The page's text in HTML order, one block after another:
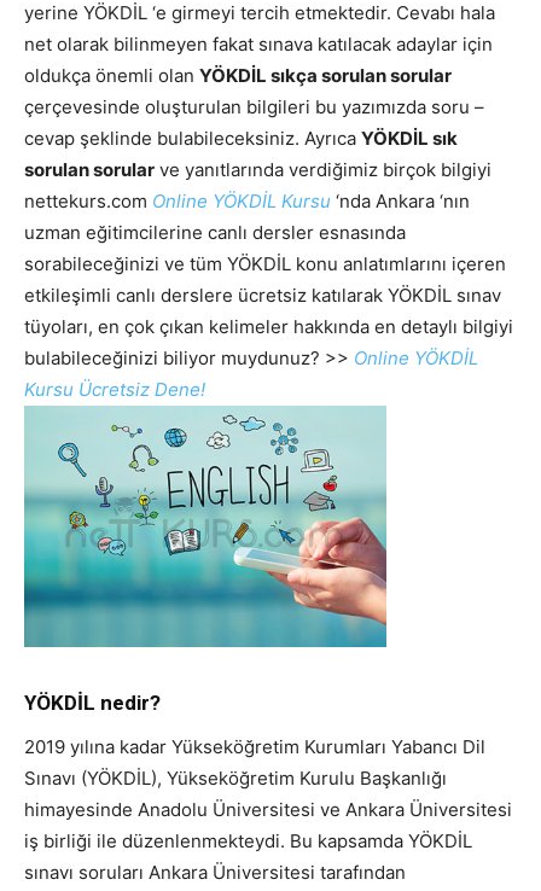
yerine YÖKDİL ‘e girmeyi tercih etmektedir. Cevabı hala
net olarak bilinmeyen fakat sınava katılacak adaylar için
oldukça önemli olan YÖKDİL sıkça sorulan sorular
çerçevesinde oluşturulan bilgileri bu yazımızda soru –
cevap şeklinde bulabileceksiniz. Ayrıca YÖKDİL sık
sorulan sorular ve yanıtlarında verdiğimiz birçok bilgiyi
nettekurs.com Online YÖKDİL Kursu ‘nda Ankara ‘nın
uzman eğitimcilerine canlı dersler esnasında
sorabileceğinizi ve tüm YÖKDİL konu anlatımlarını içeren
etkileşimli canlı derslere ücretsiz katılarak YÖKDİL sınav
tüyoları, en çok çıkan kelimeler hakkında en detaylı bilgiyi
bulabileceğinizi biliyor muydunuz? >> Online YÖKDİL
Kursu Ücretsiz Dene!
YÖKDİL nedir?
2019 yılına kadar Yükseköğretim Kurumları Yabancı Dil
Sınavı (YÖKDİL), Yükseköğretim Kurulu Başkanlığı
himayesinde Anadolu Üniversitesi ve Ankara Üniversitesi
iş birliği ile düzenlenmekteydi. Bu kapsamda YÖKDİL
sınavı soruları Ankara Üniversitesi tarafından